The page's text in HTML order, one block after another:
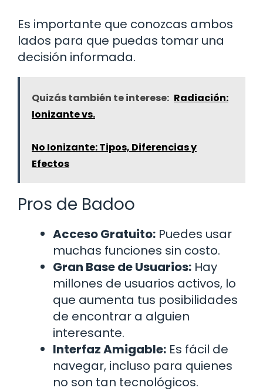
Es importante que conozcas ambos
lados para que puedas tomar una
decisión informada.
Quizás también te interese: Radiación:
Ionizante vs.
No Ionizante: Tipos, Diferencias y
Efectos
Pros de Badoo
Acceso Gratuito: Puedes usar
muchas funciones sin costo.
Gran Base de Usuarios: Hay
millones de usuarios activos, lo
que aumenta tus posibilidades
de encontrar a alguien
interesante.
Interfaz Amigable: Es fácil de
navegar, incluso para quienes
no son tan tecnológicos.